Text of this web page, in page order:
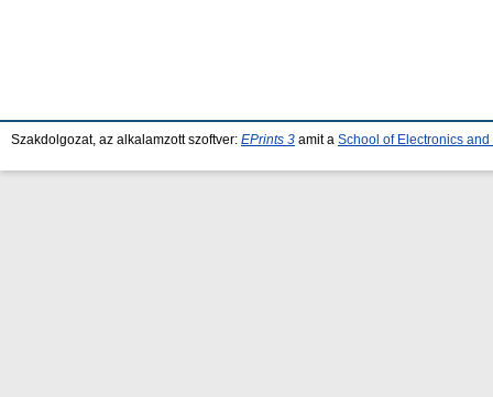
Szakdolgozat, az alkalamzott szoftver: EPrints 3 amit a School of Electronics